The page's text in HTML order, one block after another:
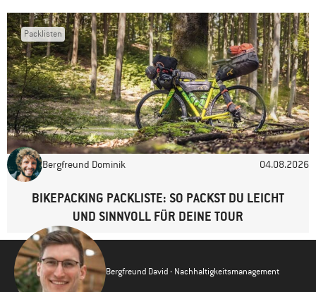
Packlisten
Bergfreund Dominik 04.08.2026
BIKEPACKING PACKLISTE: SO PACKST DU LEICHT
UND SINNVOLL FÜR DEINE TOUR
Bergfreund David - Nachhaltigkeitsmanagement